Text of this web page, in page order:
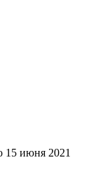
15 июня 2021